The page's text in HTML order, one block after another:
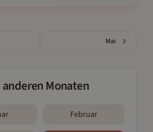
Mai
Monaten
Februar